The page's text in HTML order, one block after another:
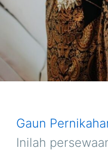
Gaun
Inilah